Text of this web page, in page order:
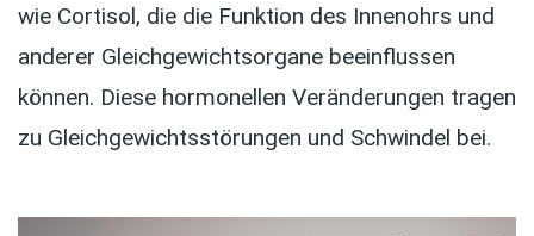
wie Cortisol, die die Funktion des Innenohrs und
anderer Gleichgewichtsorgane beeinflussen
können. Diese hormonellen Veränderungen tragen
zu Gleichgewichtsstörungen und Schwindel bei.